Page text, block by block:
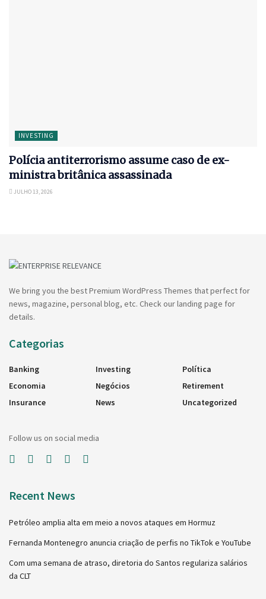
INVESTING
Polícia antiterrorismo assume caso de ex-
ministra britânica assassinada
JULHO 13, 2026
We bring you the best Premium WordPress Themes that perfect for
news, magazine, personal blog, etc. Check our landing page for
details.
Categorias
Banking
Economia
Insurance
Investing
Negócios
News
Política
Retirement
Uncategorized
Follow us on social media
Recent News
Petróleo amplia alta em meio a novos ataques em Hormuz
Fernanda Montenegro anuncia criação de perfis no TikTok e YouTube
Com uma semana de atraso, diretoria do Santos regulariza salários
da CLT